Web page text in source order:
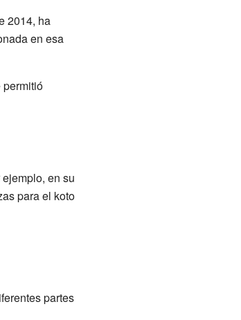
2014, ha
en esa
en su
para el koto
partes